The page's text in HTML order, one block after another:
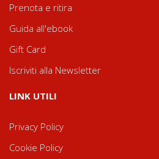
Prenota e ritira
Guida all'ebook
Gift Card
Iscriviti alla Newsletter
LINK UTILI
Privacy Policy
Cookie Policy